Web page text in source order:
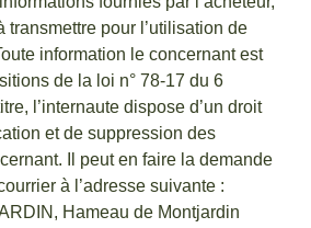
transmettre pour l’utilisation de
information le concernant est
de la loi n° 78-17 du 6
l’internaute dispose d’un droit
et de suppression des
Il peut en faire la demande
à l’adresse suivante :
Hameau de Montjardin